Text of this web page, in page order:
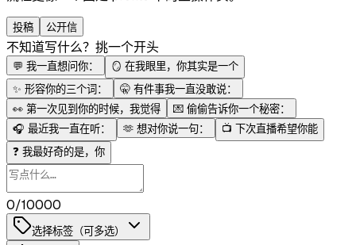
投稿 公开信
不知道写什么？挑一个开头
💬 我一直想问你： 🪞 在我眼里，你其实是一个
✨ 形容你的三个词： 🤫 有件事我一直没敢说：
👀 第一次见到你的时候，我觉得 💌 偷偷告诉你一个秘密：
🎧 最近我一直在听： 🫶 想对你说一句： 📺 下次直播希望你能
❓ 我最好奇的是，你
0/10000
选择标签（可多选）